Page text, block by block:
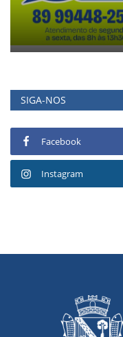
SIGA-NOS
Facebook
Instagram